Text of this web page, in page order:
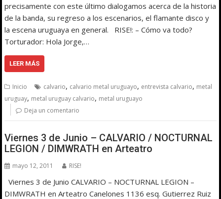
precisamente con este último dialogamos acerca de la historia
de la banda, su regreso a los escenarios, el flamante disco y
la escena uruguaya en general. RISE!: – Cómo va todo?
Torturador: Hola Jorge,…
LEER MÁS
Inicio calvario, calvario metal uruguayo, entrevista calvario, metal
uruguay, metal uruguay calvario, metal uruguayo
Deja un comentario
Viernes 3 de Junio – CALVARIO / NOCTURNAL
LEGION / DIMWRATH en Arteatro
mayo 12, 2011 RISE!
Viernes 3 de Junio CALVARIO – NOCTURNAL LEGION –
DIMWRATH en Arteatro Canelones 1136 esq. Gutierrez Ruiz